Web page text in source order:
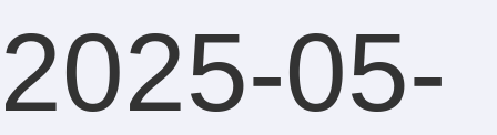
2025-05-